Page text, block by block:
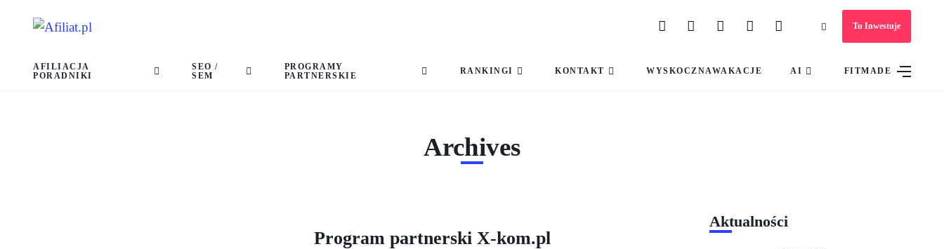
Tu Inwestuje
AFILIACJA
PORADNIKI
SEO /
SEM
PROGRAMY
PARTNERSKIE
RANKINGI KONTAKT WYSKOCZNAWAKACJE AI FITMADE
Archives
Program partnerski X-kom.pl
Aktualności